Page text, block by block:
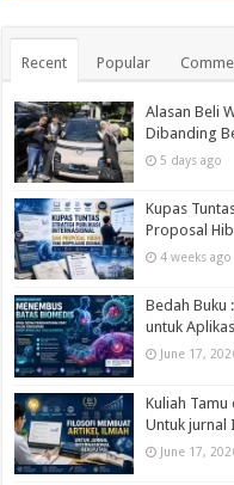
Recent Popular
Alasan Beli
Dibanding
5 days ago
Kupas
Proposal
4 weeks ago
Bedah Buku
untuk
June 17,
Kuliah
Untuk jurnal
June 17,